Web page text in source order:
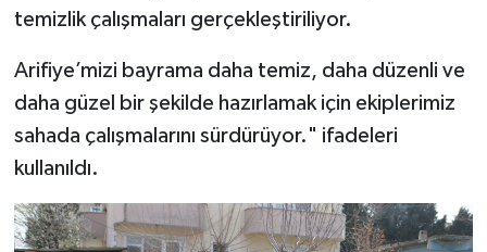
temizlik çalışmaları gerçekleştiriliyor.
Arifiye’mizi bayrama daha temiz, daha düzenli ve
daha güzel bir şekilde hazırlamak için ekiplerimiz
sahada çalışmalarını sürdürüyor." ifadeleri
kullanıldı.